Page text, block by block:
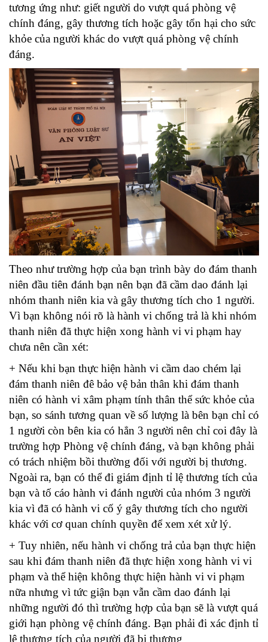
tương ứng như: giết người do vượt quá phòng vệ
chính đáng, gây thương tích hoặc gây tổn hại cho sức
khỏe của người khác do vượt quá phòng vệ chính
đáng.
Theo như trường hợp của bạn trình bày do đám thanh
niên đầu tiên đánh bạn nên bạn đã cầm dao đánh lại
nhóm thanh niên kia và gây thương tích cho 1 người.
Vì bạn không nói rõ là hành vi chống trả là khi nhóm
thanh niên đã thực hiện xong hành vi vi phạm hay
chưa nên cần xét:
+ Nếu khi bạn thực hiện hành vi cầm dao chém lại
đám thanh niên đê bảo vệ bản thân khi đám thanh
niên có hành vi xâm phạm tính thân thể sức khỏe của
bạn, so sánh tương quan về số lượng là bên bạn chỉ có
1 người còn bên kia có hẳn 3 người nên chỉ coi đây là
trường hợp Phòng vệ chính đáng, và bạn không phải
có trách nhiệm bồi thường đối với người bị thương.
Ngoài ra, bạn có thể đi giám định tỉ lệ thương tích của
bạn và tố cáo hành vi đánh người của nhóm 3 người
kia vì đã có hành vi cố ý gây thương tích cho người
khác với cơ quan chính quyền để xem xét xử lý.
+ Tuy nhiên, nếu hành vi chống trả của bạn thực hiện
sau khi đám thanh niên đã thực hiện xong hành vi vi
phạm và thể hiện không thực hiện hành vi vi phạm
nữa nhưng vì tức giận bạn vẫn cầm dao đánh lại
những người đó thì trường hợp của bạn sẽ là vượt quá
giới hạn phòng vệ chính đáng. Bạn phải đi xác định tỉ
lệ thương tích của người đã bị thương